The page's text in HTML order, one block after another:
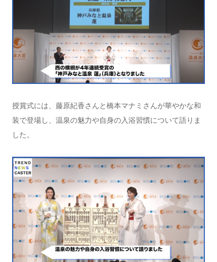
授賞式には、藤原紀香さんと橋本マナミさんが華やかな和
装で登場し、温泉の魅力や自身の入浴習慣について語りま
した。